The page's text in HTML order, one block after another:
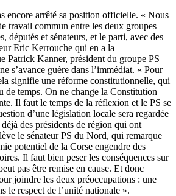
encore arrêté sa position officielle. « Nous
travail commun entre les deux groupes
députés et sénateurs, et le parti, avec des
Eric Kerrouche qui en a la
Patrick Kanner, président du groupe PS
s’avance guère dans l’immédiat. « Pour
signifie une réforme constitutionnelle, qui
de temps. On ne change la Constitution
Il faut le temps de la réflexion et le PS se
d’une législation locale sera regardée
des présidents de région qui ont
le sénateur PS du Nord, qui remarque
potentiel de la Corse engendre des
Il faut bien peser les conséquences sur
pas être remise en cause. Et donc
joindre les deux préoccupations : une
le respect de l’unité nationale ».